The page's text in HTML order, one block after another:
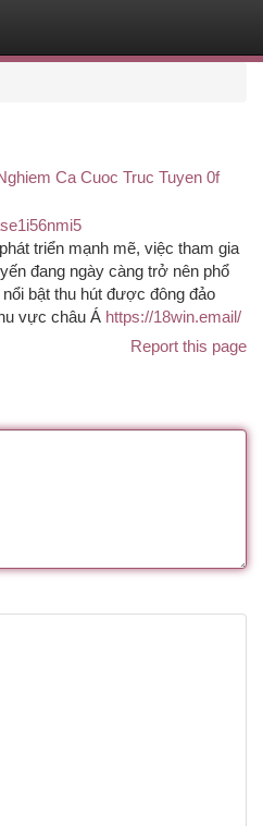
Ca Cuoc Truc Tuyen 0f
triển mạnh mẽ, việc tham gia
đang ngày càng trở nên phổ
bật thu hút được đông đảo
vực châu Á https://18win.email/
Report this page